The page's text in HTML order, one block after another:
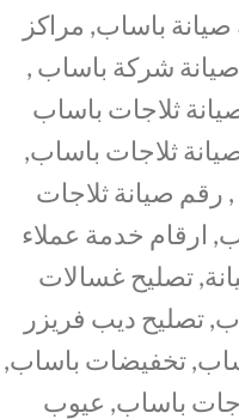
باساب, مراكز
شركة باساب ,
ثلاجات باساب
ثلاجات باساب,
صيانة ثلاجات
ارقام خدمة عملاء
تصليح غسالات
تصليح ديب فريزر
تخفيضات باساب,
باساب, عيوب